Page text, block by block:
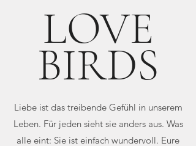
LOVE
BIRDS
Liebe ist das treibende Gefühl in unserem
Leben. Für jeden sieht sie anders aus. Was
alle eint: Sie ist einfach wundervoll. ​ Eure